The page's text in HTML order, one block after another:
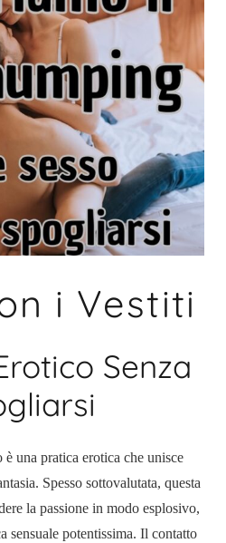
i Vestiti
Senza
una pratica erotica che unisce
Spesso sottovalutata, questa
la passione in modo esplosivo,
sensuale potentissima. Il contatto